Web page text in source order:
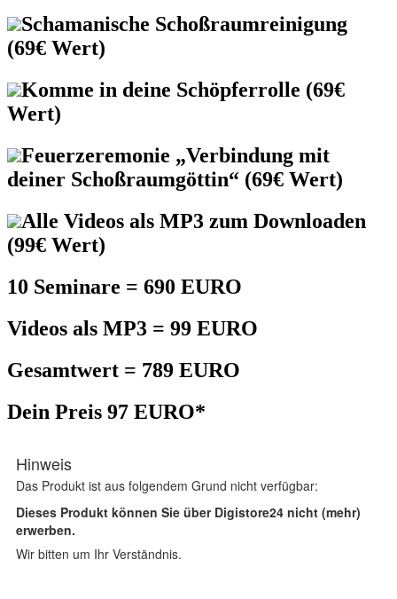
Schamanische Schoßraumreinigung
(69€ Wert)
Komme in deine Schöpferrolle (69€
Wert)
Feuerzeremonie „Verbindung mit
deiner Schoßraumgöttin“ (69€ Wert)
Alle Videos als MP3 zum Downloaden
(99€ Wert)
10 Seminare = 690 EURO
Videos als MP3 = 99 EURO
Gesamtwert = 789 EURO
Dein Preis 97 EURO*